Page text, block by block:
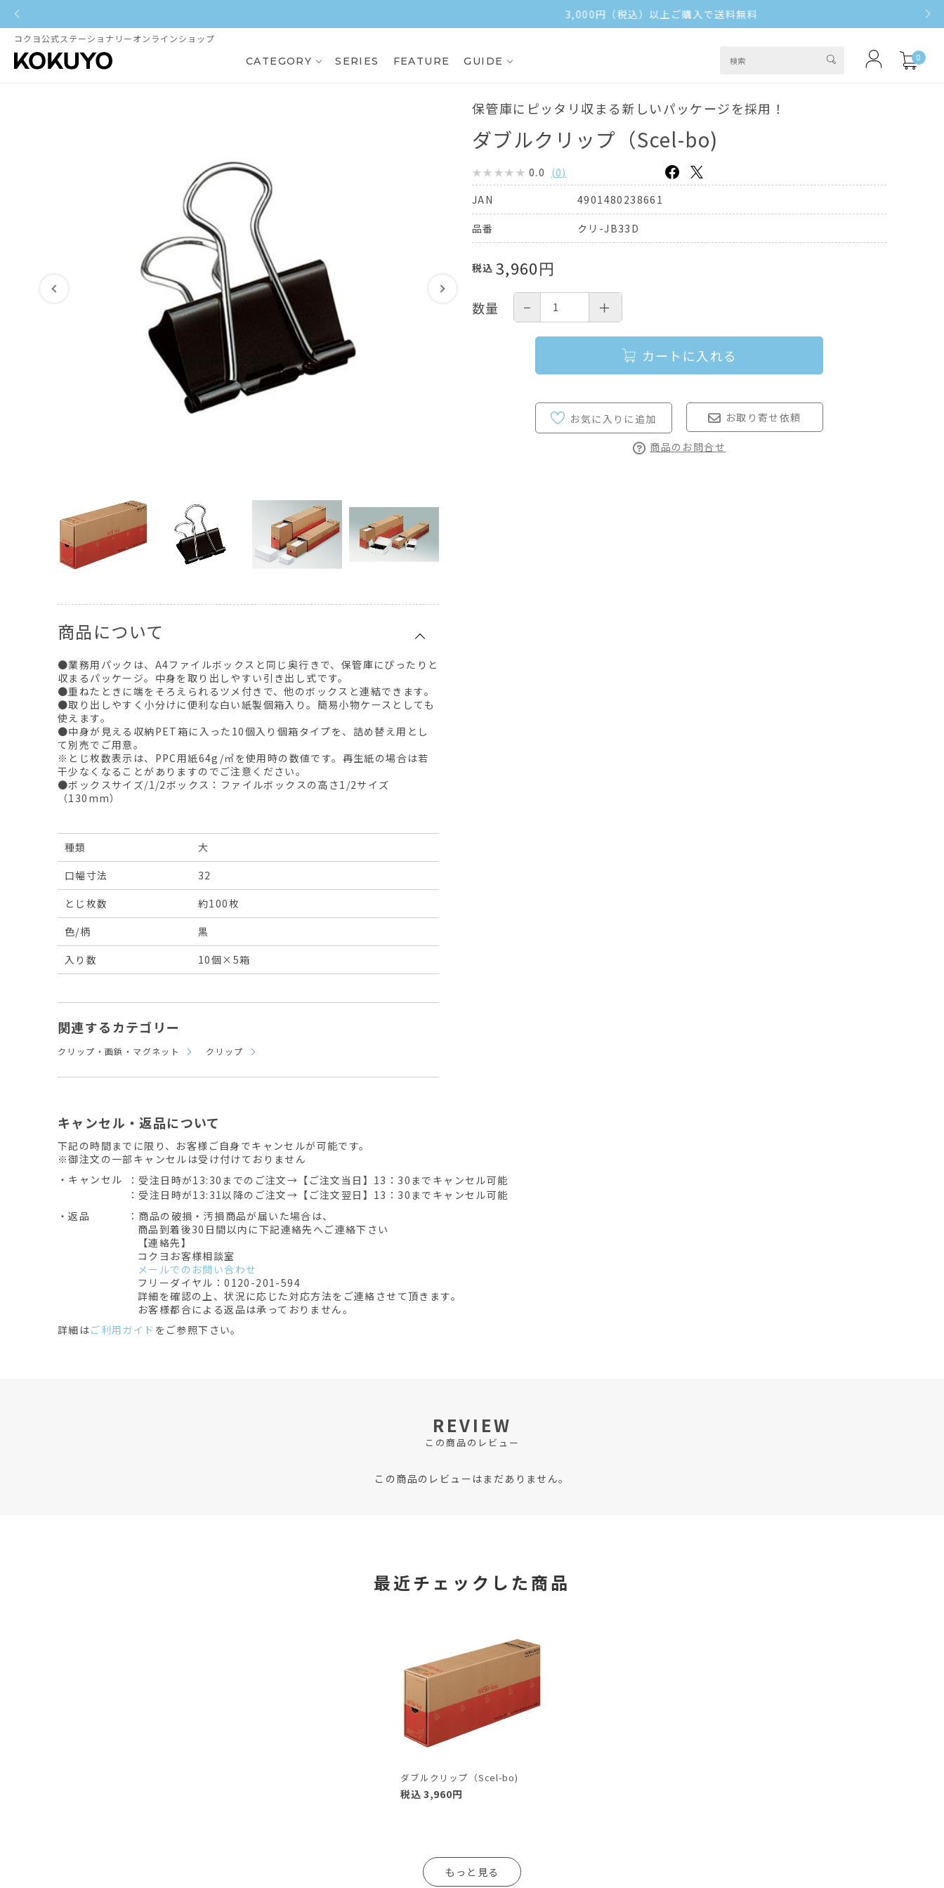
3,000円（税込）以上ご購入で送料無料
コクヨ公式ステーショナリーオンラインショップ
CATEGORY SERIES FEATURE GUIDE 0
商品について
●業務用パックは、A4ファイルボックスと同じ奥行きで、保管庫にぴったりと
収まるパッケージ。中身を取り出しやすい引き出し式です。
●重ねたときに端をそろえられるツメ付きで、他のボックスと連結できます。
●取り出しやすく小分けに便利な白い紙製個箱入り。簡易小物ケースとしても
使えます。
●中身が見える収納PET箱に入った10個入り個箱タイプを、詰め替え用とし
て別売でご用意。
※とじ枚数表示は、PPC用紙64g/㎡を使用時の数値です。再生紙の場合は若
干少なくなることがありますのでご注意ください。
●ボックスサイズ/1/2ボックス：ファイルボックスの高さ1/2サイズ
（130mm）
種類
大
口幅寸法
32
とじ枚数
約100枚
色/柄
黒
入り数
10個×5箱
関連するカテゴリー
クリップ・画鋲・マグネット クリップ
保管庫にピッタリ収まる新しいパッケージを採用！
ダブルクリップ（Scel-bo)
0.0 (0)
JAN
4901480238661
品番 クリ-JB33D
税込 3,960円
数量 − ＋
カートに入れる
お取り寄せ依頼
商品のお問合せ
キャンセル・返品について
下記の時間までに限り、お客様ご自身でキャンセルが可能です。
※御注文の一部キャンセルは受け付けておりません
・キャンセル
：受注日時が13:30までのご注文→【ご注文当日】13：30までキャンセル可能
：受注日時が13:31以降のご注文→【ご注文翌日】13：30までキャンセル可能
・返品
：商品の破損・汚損商品が届いた場合は、
商品到着後30日間以内に下記連絡先へご連絡下さい
【連絡先】
コクヨお客様相談室
メールでのお問い合わせ
フリーダイヤル：0120-201-594
詳細を確認の上、状況に応じた対応方法をご連絡させて頂きます。
お客様都合による返品は承っておりません。
詳細はご利用ガイド をご参照下さい。
REVIEW
この商品のレビュー
この商品のレビューはまだありません。
最近チェックした商品
ダブルクリップ（Scel-bo)
税込 3,960円
もっと見る